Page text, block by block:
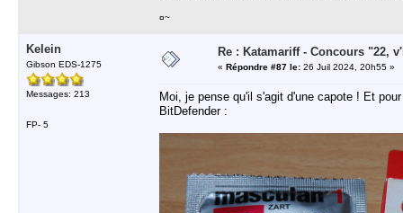
¤~
Kelein
Gibson EDS-1275
Messages: 213
FP- 5
Re : Katamariff - Concours "22,
« Répondre #87 le: 26 Juil 2024, 20h55 »
Moi, je pense qu'il s'agit d'une capote ! Et
BitDefender :